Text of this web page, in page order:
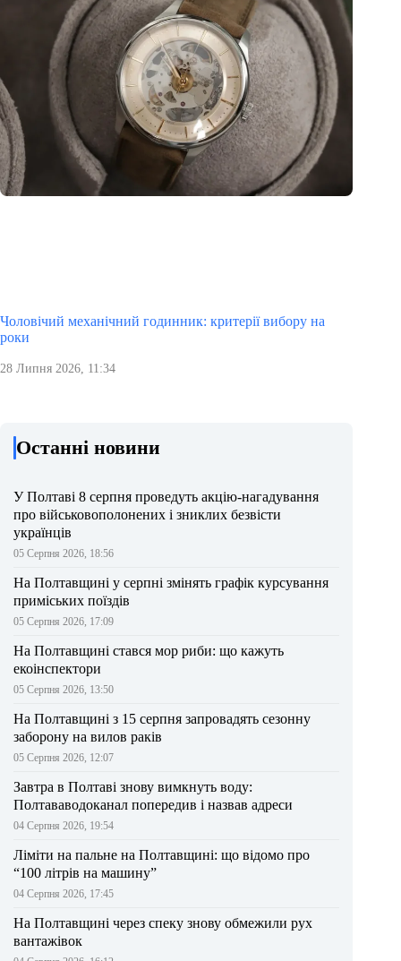
Чоловічий механічний годинник: критерії вибору на
роки
28 Липня 2026, 11:34
Останні новини
У Полтаві 8 серпня проведуть акцію-нагадування
про військовополонених і зниклих безвісти
українців
05 Серпня 2026, 18:56
На Полтавщині у серпні змінять графік курсування
приміських поїздів
05 Серпня 2026, 17:09
На Полтавщині стався мор риби: що кажуть
екоінспектори
05 Серпня 2026, 13:50
На Полтавщині з 15 серпня запровадять сезонну
заборону на вилов раків
05 Серпня 2026, 12:07
Завтра в Полтаві знову вимкнуть воду:
Полтававодоканал попередив і назвав адреси
04 Серпня 2026, 19:54
Ліміти на пальне на Полтавщині: що відомо про
“100 літрів на машину”
04 Серпня 2026, 17:45
На Полтавщині через спеку знову обмежили рух
вантажівок